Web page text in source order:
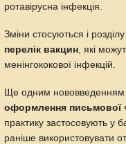
ротавірусна інфекція.
Зміни стосуються і
перелік вакцин , які
менінгококової інфекцій.
Ще одним нововведенням
оформлення письмової
практику застосовують у
раніше використовувати